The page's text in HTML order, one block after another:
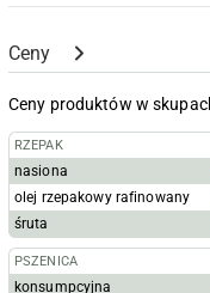
Ceny
Ceny produktów w
RZEPAK
nasiona
olej rzepakowy rafinowany
śruta
PSZENICA
konsumpcyjna